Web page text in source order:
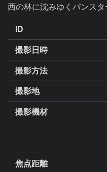
西の林に沈みゆくパンス
ID
撮影日時
撮影方法
撮影地
撮影機材
焦点距離